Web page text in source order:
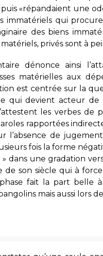
puis «répandaient une
immatériels qui
des biens
privés sont à
dénonce ainsi
matérielles aux
est centrée sur la
qui devient acteur
les verbes de
rapportées
l’absence de
fois la forme
dans une gradation
de son siècle qui à
fait la part belle
mais aussi lors